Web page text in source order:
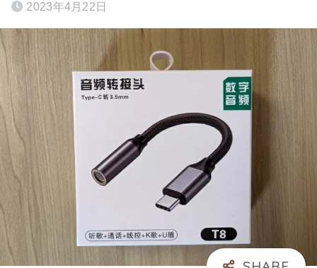
2023年4月22日